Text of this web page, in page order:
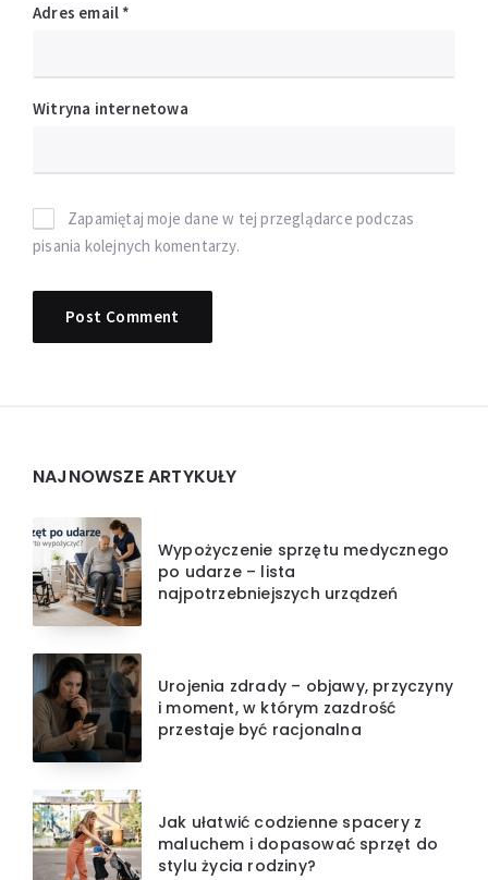
Adres email *
Witryna internetowa
Zapamiętaj moje dane w tej przeglądarce podczas
pisania kolejnych komentarzy.
Widgets
NAJNOWSZE ARTYKUŁY
Wypożyczenie sprzętu medycznego
po udarze – lista
najpotrzebniejszych urządzeń
Urojenia zdrady – objawy, przyczyny
i moment, w którym zazdrość
przestaje być racjonalna
Jak ułatwić codzienne spacery z
maluchem i dopasować sprzęt do
stylu życia rodziny?